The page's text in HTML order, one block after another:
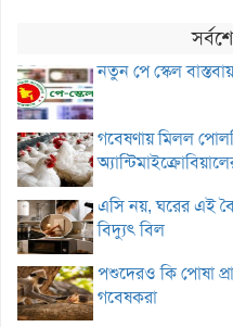
নতুন পে স্কেল
গবেষণায় মিলল
এসি নয়, ঘরের এই
বিদ্যুৎ বিল
পশুদেরও কি পোষা
গবেষকরা